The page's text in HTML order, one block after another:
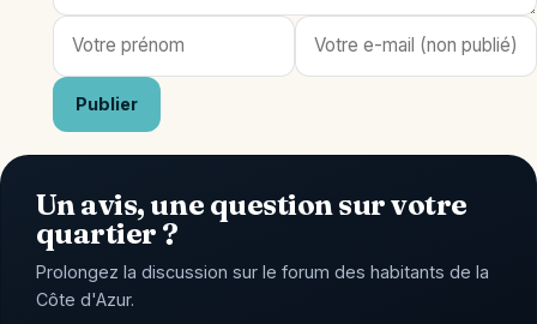
Publier
Un avis, une question sur votre
quartier ?
Prolongez la discussion sur le forum des habitants de la
Côte d'Azur.